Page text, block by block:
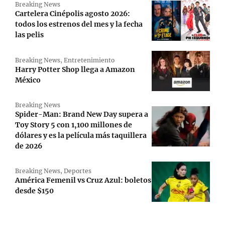
Breaking News
Cartelera Cinépolis agosto 2026:
todos los estrenos del mes y la fecha
las pelis
Breaking News, Entretenimiento
Harry Potter Shop llega a Amazon
México
Breaking News
Spider-Man: Brand New Day supera a
Toy Story 5 con 1,100 millones de
dólares y es la película más taquillera
de 2026
Breaking News, Deportes
América Femenil vs Cruz Azul: boletos
desde $150